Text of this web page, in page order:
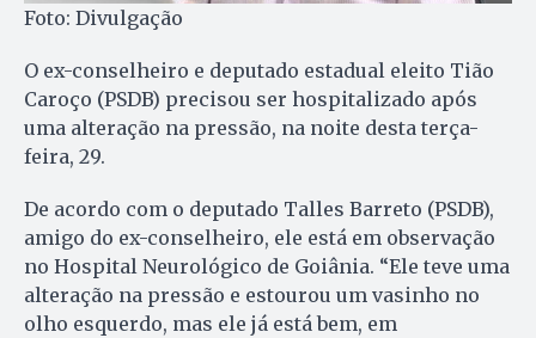
Foto: Divulgação
O ex-conselheiro e deputado estadual eleito Tião
Caroço (PSDB) precisou ser hospitalizado após
uma alteração na pressão, na noite desta terça-
feira, 29.
De acordo com o deputado Talles Barreto (PSDB),
amigo do ex-conselheiro, ele está em observação
no Hospital Neurológico de Goiânia. “Ele teve uma
alteração na pressão e estourou um vasinho no
olho esquerdo, mas ele já está bem, em